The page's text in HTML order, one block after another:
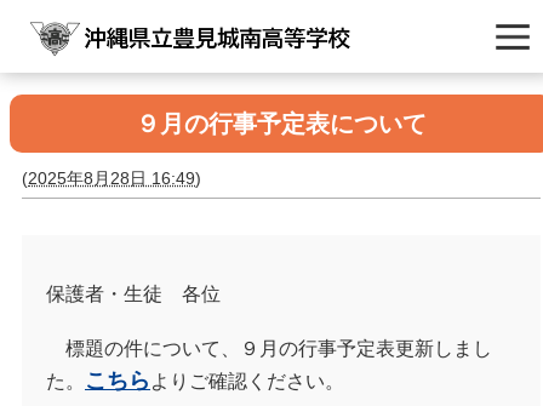
９月の行事予定表について
(2025年8月28日 16:49)
保護者・生徒 各位
標題の件について、９月の行事予定表更新しまし
た。
こちら よりご確認ください。